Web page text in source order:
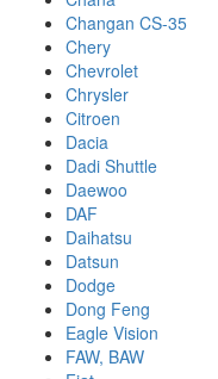
Changan CS-35
Chery
Chevrolet
Chrysler
Citroen
Dacia
Dadi Shuttle
Daewoo
DAF
Daihatsu
Datsun
Dodge
Dong Feng
Eagle Vision
FAW, BAW